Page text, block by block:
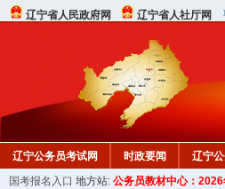
辽宁省人民政府网 辽宁省人社厅网
辽宁公务员考试网 时政要闻 辽宁
在线咨询 教材中心
国考报名入口 地方站: 公务员教材中心：